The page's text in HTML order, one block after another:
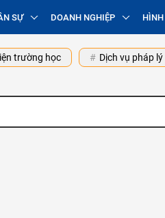
SỰ DOANH NGHIỆP
trường học Dịch vụ pháp lý